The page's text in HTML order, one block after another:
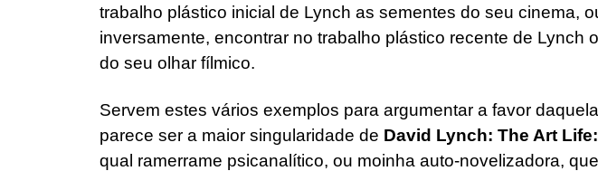
trabalho plástico inicial de Lynch as sementes do seu cinema,
inversamente, encontrar no trabalho plástico recente de Lynch
do seu olhar fílmico.
Servem estes vários exemplos para argumentar a favor
parece ser a maior singularidade de David Lynch: The Art Life:
qual ramerrame psicanalítico, ou moinha auto-novelizadora,